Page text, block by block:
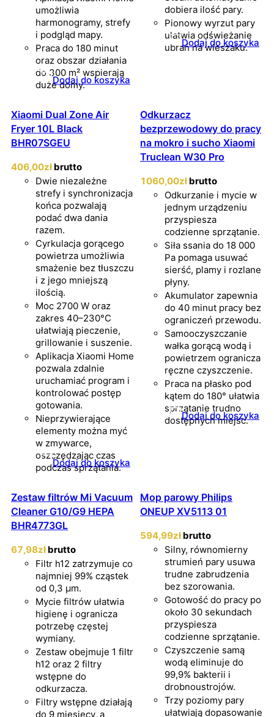
umożliwia
harmonogramy, strefy
i podgląd mapy.
Praca do 180 minut
oraz obszar działania
do 300 m² wspierają
duże domy.
Dodaj do koszyka
dobiera ilość pary.
Pionowy wyrzut pary
ułatwia odświeżanie
ubrań na wieszaku.
Dodaj do koszyka
Xiaomi Dual Zone Air
Fryer 10L Black
BHR07SGEU
406,00zł brutto
Dwie niezależne
strefy i synchronizacja
końca pozwalają
podać dwa dania
razem.
Cyrkulacja gorącego
powietrza umożliwia
smażenie bez tłuszczu
i z jego mniejszą
ilością.
Moc 2700 W oraz
zakres 40–230°C
ułatwiają pieczenie,
grillowanie i suszenie.
Aplikacja Xiaomi Home
pozwala zdalnie
uruchamiać program i
kontrolować postęp
gotowania.
Nieprzywierające
elementy można myć
w zmywarce,
oszczędzając czas
podczas sprzątania.
Dodaj do koszyka
Odkurzacz
bezprzewodowy do pracy
na mokro i sucho Xiaomi
Truclean W30 Pro
1060,00zł brutto
Odkurzanie i mycie w
jednym urządzeniu
przyspiesza
codzienne sprzątanie.
Siła ssania do 18 000
Pa pomaga usuwać
sierść, plamy i rozlane
płyny.
Akumulator zapewnia
do 40 minut pracy bez
ograniczeń przewodu.
Samooczyszczanie
wałka gorącą wodą i
powietrzem ogranicza
ręczne czyszczenie.
Praca na płasko pod
kątem do 180° ułatwia
sprzątanie trudno
dostępnych miejsc.
Dodaj do koszyka
Zestaw filtrów Mi Vacuum
Cleaner G10/G9 HEPA
BHR4773GL
67,98zł brutto
Filtr h12 zatrzymuje co
najmniej 99% cząstek
od 0,3 µm.
Mycie filtrów ułatwia
higienę i ogranicza
potrzebę częstej
wymiany.
Zestaw obejmuje 1 filtr
h12 oraz 2 filtry
wstępne do
odkurzacza.
Filtry wstępne działają
do 9 miesięcy, a
Mop parowy Philips
ONEUP XV5113 01
594,99zł brutto
Silny, równomierny
strumień pary usuwa
trudne zabrudzenia
bez szorowania.
Gotowość do pracy po
około 30 sekundach
przyspiesza
codzienne sprzątanie.
Czyszczenie samą
wodą eliminuje do
99,9% bakterii i
drobnoustrojów.
Trzy poziomy pary
ułatwiają dopasowanie